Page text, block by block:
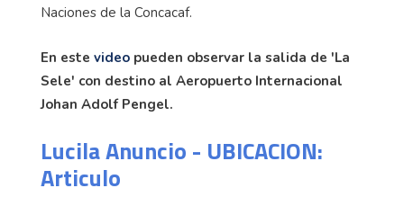
Naciones de la Concacaf.
En este video pueden observar la salida de 'La
Sele' con destino al Aeropuerto Internacional
Johan Adolf Pengel.
Lucila Anuncio - UBICACION:
Articulo